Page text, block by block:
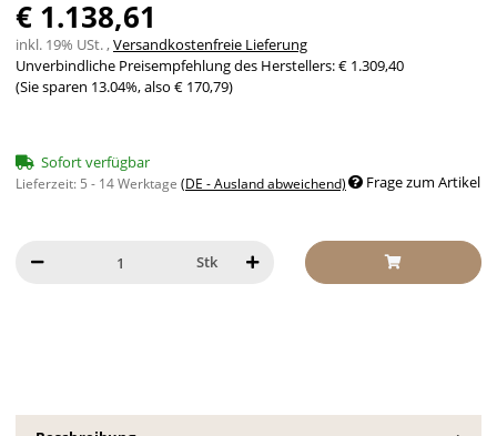
€ 1.138,61
inkl. 19% USt. ,Versandkostenfreie Lieferung
Unverbindliche Preisempfehlung des Herstellers:€ 1.309,40
(Sie sparen 13.04%, also € 170,79)
Sofort verfügbar
Lieferzeit: 5 - 14 Werktage (DE - Ausland abweichend) Frage zum Artikel
Stk